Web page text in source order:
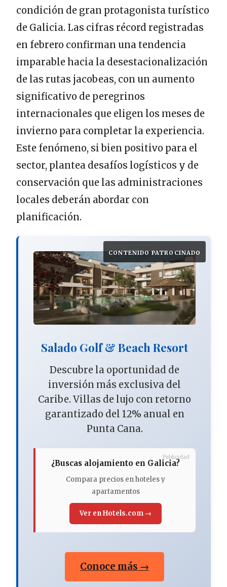
condición de gran protagonista turístico
de Galicia. Las cifras récord registradas
en febrero confirman una tendencia
imparable hacia la desestacionalización
de las rutas jacobeas, con un aumento
significativo de peregrinos
internacionales que eligen los meses de
invierno para completar la experiencia.
Este fenómeno, si bien positivo para el
sector, plantea desafíos logísticos y de
conservación que las administraciones
locales deberán abordar con
planificación.
CONTENIDO PATROCINADO
Salado Golf & Beach Resort
Descubre la oportunidad de
inversión más exclusiva del
Caribe. Villas de lujo con retorno
garantizado del 12% anual en
Punta Cana.
¿Buscas alojamiento en Galicia?
Compara precios en hoteles y
apartamentos
Ver en Hotels.com →
Publicidad
Conoce más →